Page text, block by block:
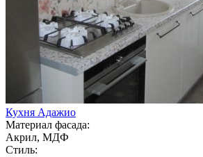
Кухня Адажио
Материал фасада:
Акрил, МДФ
Стиль: